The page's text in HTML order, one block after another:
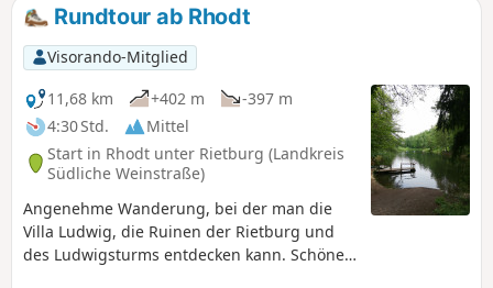
Rundtour ab Rhodt
Visorando-Mitglied
11,68 km
+402 m
-397 m
4:30 Std.
Mittel
Start in Rhodt unter Rietburg (Landkreis
Südliche Weinstraße)
Angenehme Wanderung, bei der man die
Villa Ludwig, die Ruinen der Rietburg und
des Ludwigsturms entdecken kann. Schöne